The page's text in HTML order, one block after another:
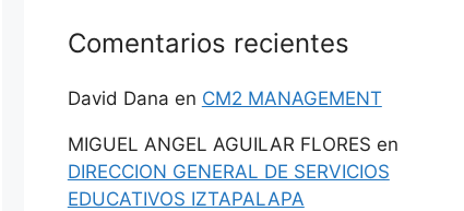
Comentarios recientes
David Dana en CM2 MANAGEMENT
MIGUEL ANGEL AGUILAR FLORES en
DIRECCION GENERAL DE SERVICIOS
EDUCATIVOS IZTAPALAPA